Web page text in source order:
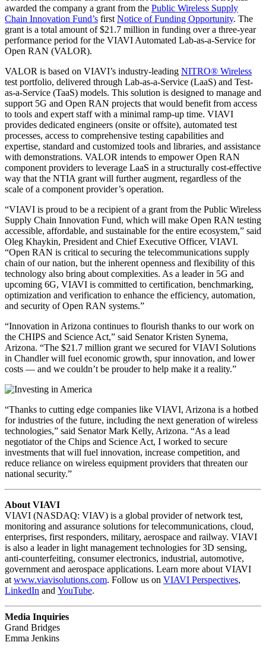
awarded the company a grant from the Public Wireless Supply
Chain Innovation Fund’s first Notice of Funding Opportunity. The
grant is a total amount of $21.7 million in funding over a three-year
performance period for the VIAVI Automated Lab-as-a-Service for
Open RAN (VALOR).
VALOR is based on VIAVI’s industry-leading NITRO® Wireless
test portfolio, delivered through Lab-as-a-Service (LaaS) and Test-
as-a-Service (TaaS) models. This solution is designed to manage and
support 5G and Open RAN projects that would benefit from access
to tools and expert staff with a minimal ramp-up time. VIAVI
provides dedicated engineers (onsite or offsite), automated test
processes, access to comprehensive testing capabilities and
expertise, standard and customized tools and libraries, and assistance
with demonstrations. VALOR intends to empower Open RAN
component providers to leverage LaaS in a structurally cost-effective
way that the NTIA grant will further augment, regardless of the
scale of a component provider’s operation.
“VIAVI is proud to be a recipient of a grant from the Public Wireless
Supply Chain Innovation Fund, which will make Open RAN testing
accessible, affordable, and sustainable for the entire ecosystem,” said
Oleg Khaykin, President and Chief Executive Officer, VIAVI.
“Open RAN is critical to securing the telecommunications supply
chain of our nation, but the inherent openness and flexibility of this
technology also bring about complexities. As a leader in 5G and
upcoming 6G, VIAVI is committed to certification, benchmarking,
optimization and verification to enhance the efficiency, automation,
and security of Open RAN systems.”
“Innovation in Arizona continues to flourish thanks to our work on
the CHIPS and Science Act,” said Senator Kristen Synema,
Arizona. “The $21.7 million grant we secured for VIAVI Solutions
in Chandler will fuel economic growth, spur innovation, and lower
costs — and we couldn’t be prouder to help make it a reality.”
“Thanks to cutting edge companies like VIAVI, Arizona is a hotbed
for industries of the future, including the next generation of wireless
technologies,” said Senator Mark Kelly, Arizona. “As a lead
negotiator of the Chips and Science Act, I worked to secure
investments that will fuel innovation, increase competition, and
reduce reliance on wireless equipment providers that threaten our
national security.”
About VIAVI
VIAVI (NASDAQ: VIAV) is a global provider of network test,
monitoring and assurance solutions for telecommunications, cloud,
enterprises, first responders, military, aerospace and railway. VIAVI
is also a leader in light management technologies for 3D sensing,
anti-counterfeiting, consumer electronics, industrial, automotive,
government and aerospace applications. Learn more about VIAVI
at www.viavisolutions.com. Follow us on VIAVI Perspectives,
LinkedIn and YouTube.
Media Inquiries
Grand Bridges
Emma Jenkins